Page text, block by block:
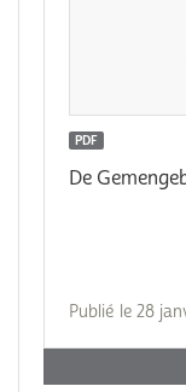
PDF
De
Publié le 28